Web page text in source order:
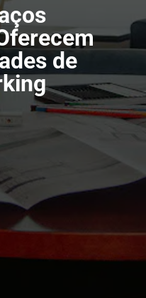
de